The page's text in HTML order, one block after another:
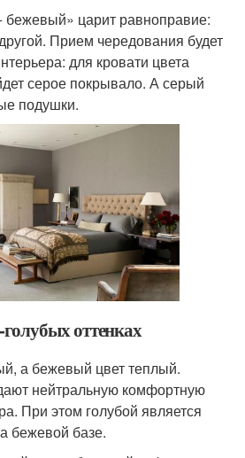
бежевый» царит равноправие:
Прием чередования будет
для кровати цвета
серое покрывало. А серый
подушки.
оттенках
а бежевый цвет теплый.
нейтральную комфортную
При этом голубой является
бежевой базе.